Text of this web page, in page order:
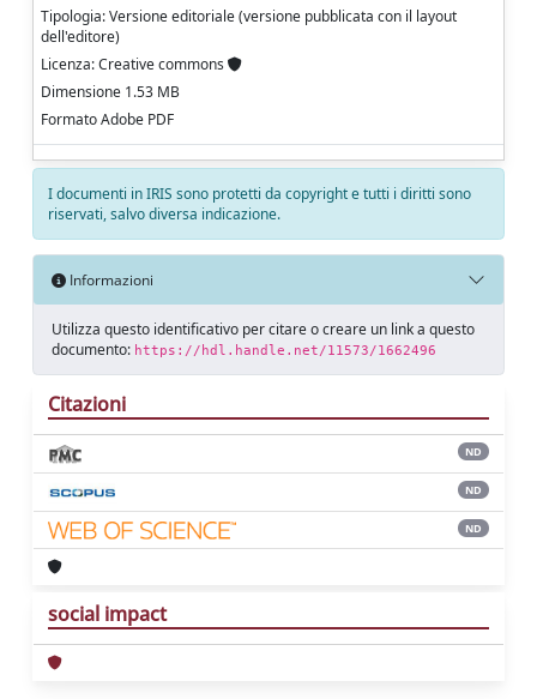
Tipologia: Versione editoriale (versione pubblicata con il layout
dell'editore)
Licenza: Creative commons
Dimensione 1.53 MB
Formato Adobe PDF
I documenti in IRIS sono protetti da copyright e tutti i diritti sono
riservati, salvo diversa indicazione.
Informazioni
Utilizza questo identificativo per citare o creare un link a questo
documento: https://hdl.handle.net/11573/1662496
Citazioni
ND
ND
ND
social impact